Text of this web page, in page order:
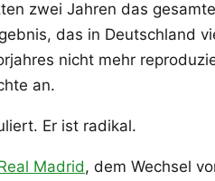
zwei Jahren das
das in Deutschland
nicht mehr
an.
Er ist radikal.
Madrid, dem Wechsel